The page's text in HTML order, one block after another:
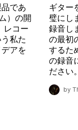
であ
）の開
レコー
私た
アを
ギター
璧にし
録音し
の最初
するた
の録音
ださい
by